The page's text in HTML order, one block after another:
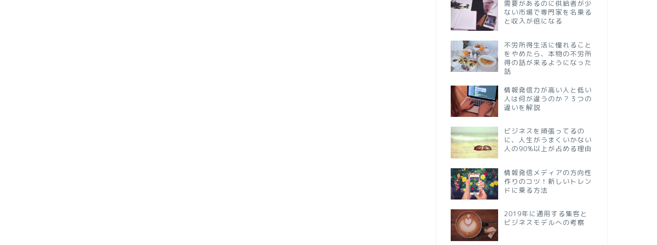
需要があるのに供給者が少
ない市場で専門家を名乗る
と収入が倍になる
不労所得生活に憧れること
をやめたら、本物の不労所
得の話が来るようになった
話
情報発信力が高い人と低い
人は何が違うのか？３つの
違いを解説
ビジネスを頑張ってるの
に、人生がうまくいかない
人の90%以上が占める理由
情報発信メディアの方向性
作りのコツ！新しいトレン
ドに乗る方法
2019年に通用する集客と
ビジネスモデルへの考察